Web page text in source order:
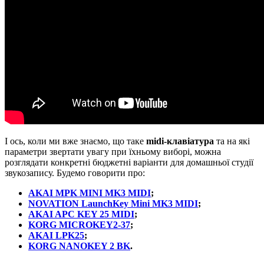
І ось, коли ми вже знаємо, що таке midi-клавіатура та на які
параметри звертати увагу при їхньому виборі, можна
розглядати конкретні бюджетні варіанти для домашньої студії
звукозапису. Будемо говорити про:
AKAI MPK MINI MK3 MIDI;
NOVATION LaunchKey Mini MK3 MIDI;
AKAI APC KEY 25 MIDI;
KORG MICROKEY2-37;
AKAI LPK25;
KORG NANOKEY 2 BK.